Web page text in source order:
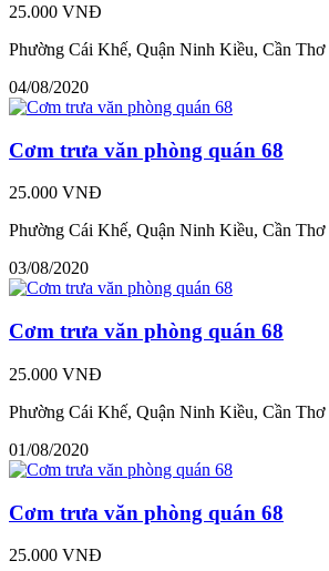
25.000 VNĐ
Phường Cái Khế, Quận Ninh Kiều, Cần Thơ
04/08/2020
Cơm trưa văn phòng quán 68
25.000 VNĐ
Phường Cái Khế, Quận Ninh Kiều, Cần Thơ
03/08/2020
Cơm trưa văn phòng quán 68
25.000 VNĐ
Phường Cái Khế, Quận Ninh Kiều, Cần Thơ
01/08/2020
Cơm trưa văn phòng quán 68
25.000 VNĐ